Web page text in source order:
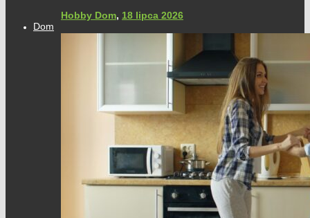
Hobby Dom, 18 lipca 2026
Dom